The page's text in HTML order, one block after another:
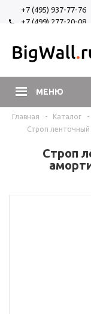
+7 (495) 937-77-76
+7 (499) 277-20-08
МЕНЮ
Главная - Каталог -
Строп
Строп